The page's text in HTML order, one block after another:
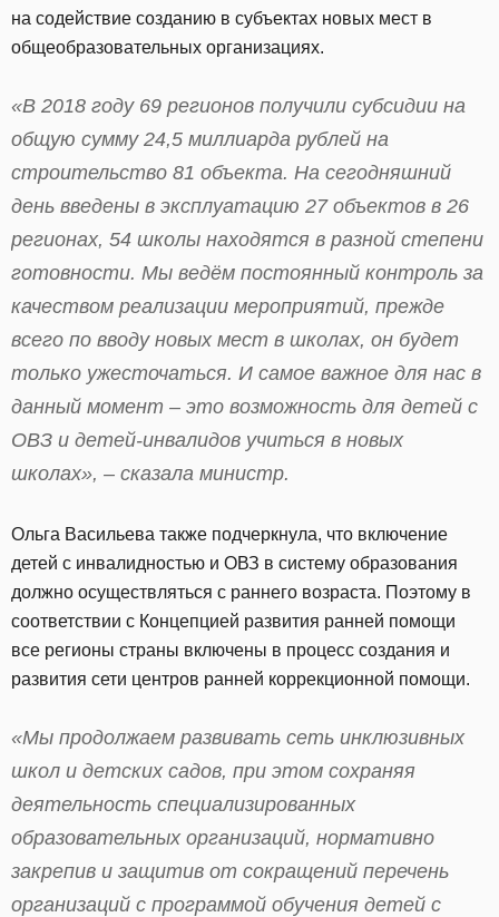
на содействие созданию в субъектах новых мест в
общеобразовательных организациях.
«В 2018 году 69 регионов получили субсидии на
общую сумму 24,5 миллиарда рублей на
строительство 81 объекта. На сегодняшний
день введены в эксплуатацию 27 объектов в 26
регионах, 54 школы находятся в разной степени
готовности. Мы ведём постоянный контроль за
качеством реализации мероприятий, прежде
всего по вводу новых мест в школах, он будет
только ужесточаться. И самое важное для нас в
данный момент – это возможность для детей с
ОВЗ и детей-инвалидов учиться в новых
школах», – сказала министр.
Ольга Васильева также подчеркнула, что включение
детей с инвалидностью и ОВЗ в систему образования
должно осуществляться с раннего возраста. Поэтому в
соответствии с Концепцией развития ранней помощи
все регионы страны включены в процесс создания и
развития сети центров ранней коррекционной помощи.
«Мы продолжаем развивать сеть инклюзивных
школ и детских садов, при этом сохраняя
деятельность специализированных
образовательных организаций, нормативно
закрепив и защитив от сокращений перечень
организаций с программой обучения детей с